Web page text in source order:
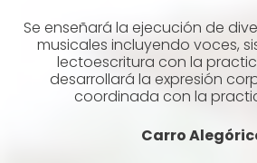
Se enseñará la ejecución de
musicales incluyendo voces,
lectoescritura con la
desarrollará la expresión
coordinada con la
Carro